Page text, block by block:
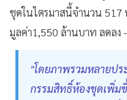
ชุดในไตรมาสนี้จำนวน
มูลค่า1,550 ล้านบาท ลดลง
"โดยภาพรวมหลายปร
กรรมสิทธิ์ห้องชุดเพิ่ม